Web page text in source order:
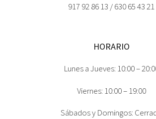
917 92 86 13 / 630 65 43 21
HORARIO
Lunes a Jueves: 10:00 –
Viernes: 10:00 – 19:00
Sábados y Domingos: